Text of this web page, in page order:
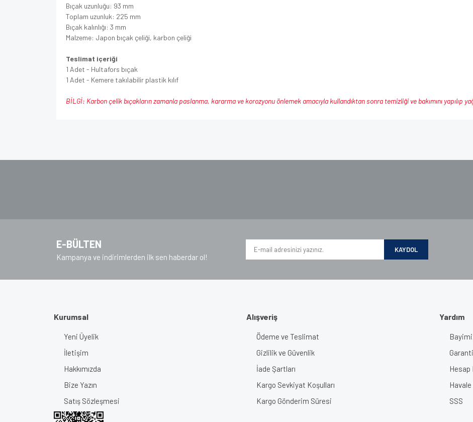
Bıçak uzunluğu: 93 mm
Toplam uzunluk: 225 mm
Bıçak kalınlığı: 3 mm
Malzeme: Japon bıçak çeliği, karbon çeliği
Teslimat içeriği
1 Adet - Hultafors bıçak
1 Adet - Kemere takılabilir plastik kılıf
BİLGİ: Karbon çelik bıçakların zamanla paslanma, kararma ve korozyonu önlemek amacıyla kullandıktan sonra temizliği ve bakımını yapılıp
Ürün resmi kalitesiz, bozuk veya görüntülenemiyor.
Bu ürüne benzer farklı alternatifler olmalı.
E-BÜLTEN
Kampanya ve indirimlerden ilk sen haberdar ol!
KAYDOL
Kurumsal
Yeni Üyelik
İletişim
Hakkımızda
Bize Yazın
Satış Sözleşmesi
Alışveriş
Ödeme ve Teslimat
Gizlilik ve Güvenlik
İade Şartları
Kargo Sevkiyat Koşulları
Kargo Gönderim Süresi
Yardım
Hesap
SSS